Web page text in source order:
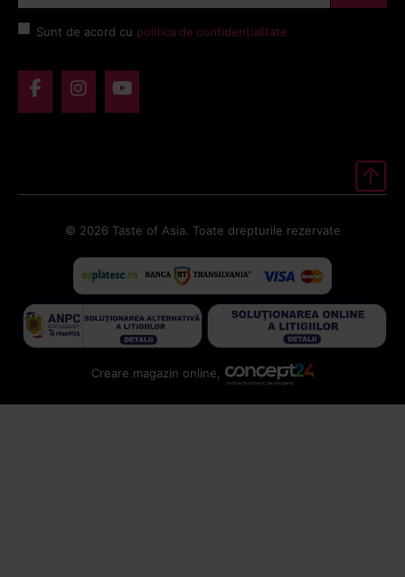
Sunt de acord cu politica de confidențialitate
© 2026 Taste of Asia. Toate drepturile rezervate
Creare magazin online,